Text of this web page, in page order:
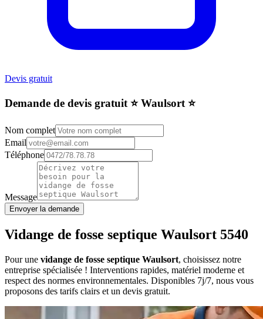
Devis gratuit
Demande de devis gratuit ⭐️ Waulsort ⭐️
Nom complet
Email
Téléphone
Message
Envoyer la demande
Vidange de fosse septique Waulsort 5540
Pour une vidange de fosse septique Waulsort, choisissez notre
entreprise spécialisée ! Interventions rapides, matériel moderne et
respect des normes environnementales. Disponibles 7j/7, nous vous
proposons des tarifs clairs et un devis gratuit.